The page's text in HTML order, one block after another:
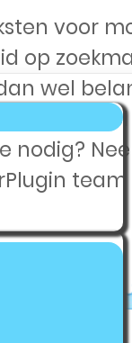
voor
op
wel
elk model
nodig?
team